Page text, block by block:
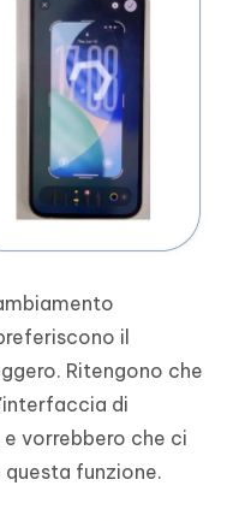
il
Ritengono che
di
vorrebbero che ci
funzione.